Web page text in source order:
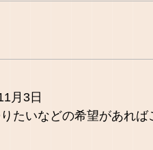
月3日
いなどの希望があれば